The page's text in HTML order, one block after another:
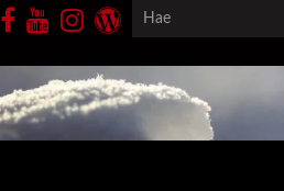
Search for: